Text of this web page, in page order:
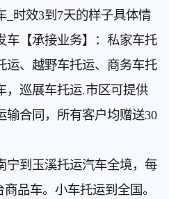
_时效3到7天的样子具体情
车【承接业务】：私家车托
运、越野车托运、商务车托
，巡展车托运.市区可提供
输合同，所有客户均赠送30
到玉溪托运汽车全境，每
品车。小车托运到全国。